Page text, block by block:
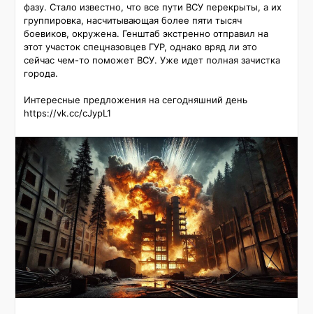
фазу. Стало известно, что все пути ВСУ перекрыты, а их
группировка, насчитывающая более пяти тысяч
боевиков, окружена. Генштаб экстренно отправил на
этот участок спецназовцев ГУР, однако вряд ли это
сейчас чем-то поможет ВСУ. Уже идет полная зачистка
города.
Интересные предложения на сегодняшний день
https://vk.cc/cJypL1